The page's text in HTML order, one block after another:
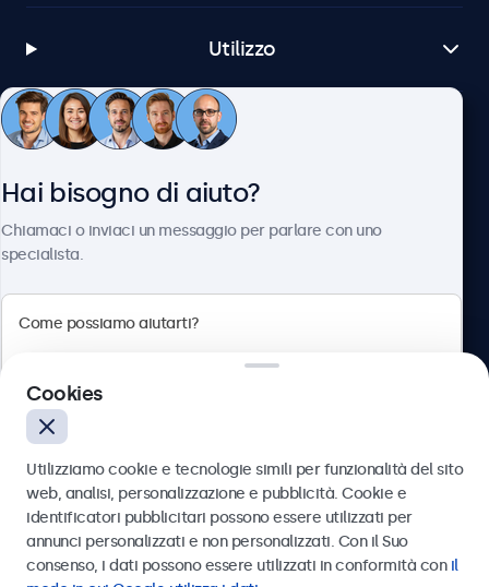
Utilizzo
Servizio Clienti
Italiano
Hai bisogno di aiuto?
Chiamaci o inviaci un messaggio per parlare con uno
specialista.
Inviare
Cookies
Utilizziamo cookie e tecnologie simili per funzionalità del sito
web, analisi, personalizzazione e pubblicità. Cookie e
identificatori pubblicitari possono essere utilizzati per
annunci personalizzati e non personalizzati. Con il Suo
consenso, i dati possono essere utilizzati in conformità con il